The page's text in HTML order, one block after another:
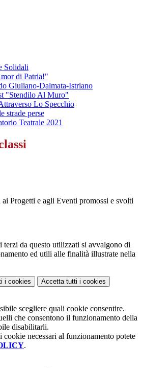
Solidali
di Patria!"
Giuliano-Dalmata-Istriano
"Stendilo Al Muro"
Lo Specchio
strade perse
Teatrale 2021
ai Progetti e agli Eventi promossi e svolti
terzi da questo utilizzati si avvalgono di
ed utili alle finalità illustrate nella
i cookies Accetta tutti i cookies
scegliere quali cookie consentire.
che consentono il funzionamento della
disabilitarli.
cookie necessari al funzionamento potete
.